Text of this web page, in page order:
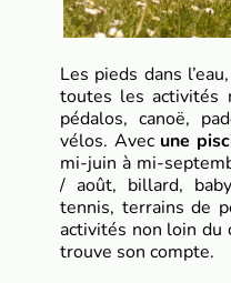
Les pieds dans
toutes les activités
pédalos, canoë,
vélos. Avec une
mi-juin à mi-
/ août, billard,
tennis, terrains de
activités non loin du
trouve son compte.